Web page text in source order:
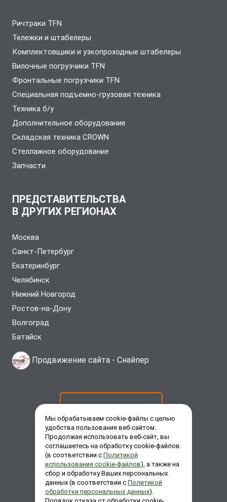
Ричтраки TFN
Тележки и штабелеры
Комплектовщики и узкопроходные штабелеры
Вилочные погрузчики TFN
Фронтальные погрузчики TFN
Специальная подъемно-грузовая техника
Техника б/у
Дополнительное оборудование
Складская техника CROWN
Стеллажное оборудование
Запчасти
ПРЕДСТАВИТЕЛЬСТВА
В ДРУГИХ РЕГИОНАХ
Москва
Санкт-Петербург
Екатеринбург
Челябинск
Нижний Новгород
Ростов-на-Дону
Волгоград
Батайск
Продвижение сайта - Снайпер
ЗАКАЗАТЬ ЗВОНОК
ЗАДАТЬ ВОПРОС
Мы обрабатываем cookie-файлы с целью
удобства пользования веб-сайтом.
Продолжая использовать веб-сайт, вы
соглашаетесь на обработку cookie-файлов
(в соответствии с Политикой
использования cookie-файлов), а также на
сбор и обработку Ваших персональных
данных (в соответствии с Политикой
обработки персональных данных).